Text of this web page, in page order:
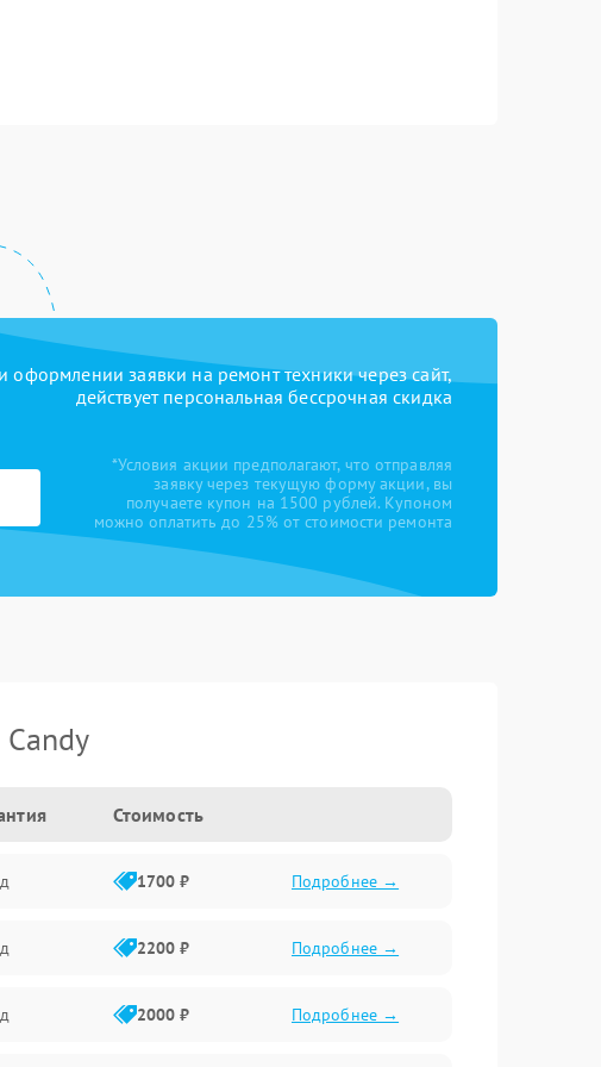
оформлении заявки на ремонт техники через сайт,
действует персональная бессрочная скидка
*Условия акции предполагают, что отправляя
заявку через текущую форму акции, вы
получаете купон на 1500 рублей. Купоном
можно оплатить до 25% от стоимости ремонта
Стоимость
1700 ₽ Подробнее →
2200 ₽ Подробнее →
2000 ₽ Подробнее →